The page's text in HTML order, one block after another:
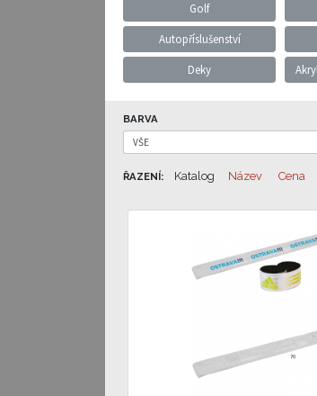
Golf
Autopříslušenství
Deky
BARVA
ŘAZENÍ: Katalog Název Cena